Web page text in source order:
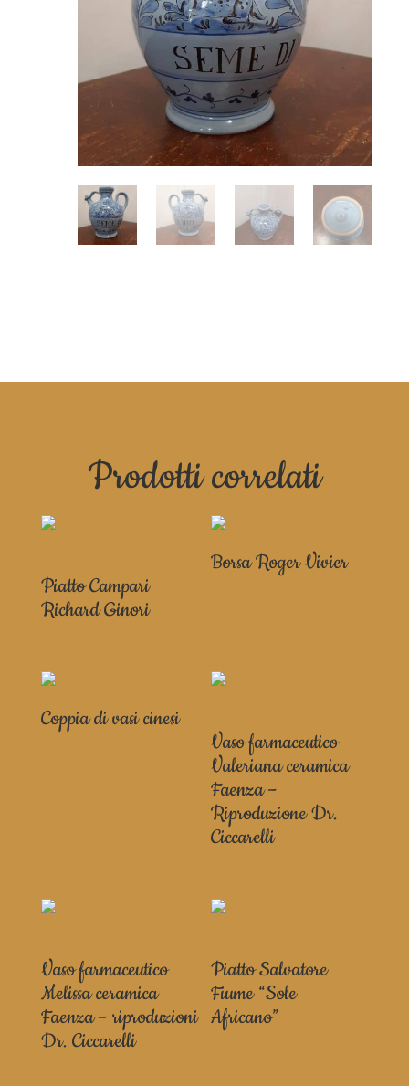
Prodotti correlati
Piatto Campari
Richard Ginori
Borsa Roger Vivier
Coppia di vasi cinesi
Vaso farmaceutico
Valeriana ceramica
Faenza –
Riproduzione Dr.
Ciccarelli
Vaso farmaceutico
Melissa ceramica
Faenza – riproduzioni
Dr. Ciccarelli
Piatto Salvatore
Fiume “Sole
Africano”